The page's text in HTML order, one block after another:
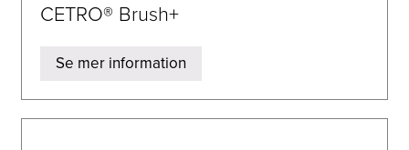
CETRO® Brush+
Se mer information